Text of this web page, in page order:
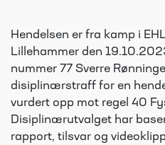
Hendelsen er fra kamp i
Lillehammer den
nummer 77 Sverre
disiplinærstraff for en
vurdert opp mot regel 40
Disiplinærutvalget har
rapport, tilsvar og